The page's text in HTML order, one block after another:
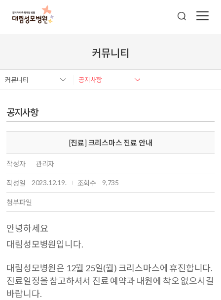
커뮤니티
커뮤니티 공지사항
공지사항
[진료] 크리스마스 진료 안내
작성자 관리자
작성일 2023.12.19. 조회수 9,735
첨부파일
안녕하세요
대림성모병원입니다.
대림성모병원은 12월 25일(월) 크리스마스에 휴진합니다.
진료일정을 참고하셔서 진료 예약과 내원에 착오 없으시길
바랍니다.